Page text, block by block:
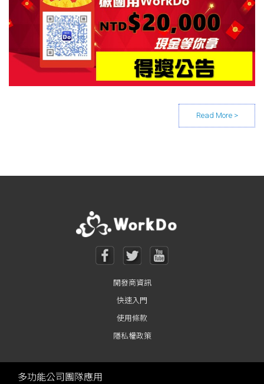
Posts navigation
開發商資訊
快速入門
使用條款
隱私權政策
多功能公司團隊應用